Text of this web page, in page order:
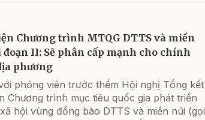
Chương trình MTQG DTTS và miền
II: Sẽ phân cấp mạnh cho chính
phương
phóng viên trước thềm Hội nghị Tổng kết
Chương trình mục tiêu quốc gia phát triển
hội vùng đồng bào DTTS và miền núi (gọi